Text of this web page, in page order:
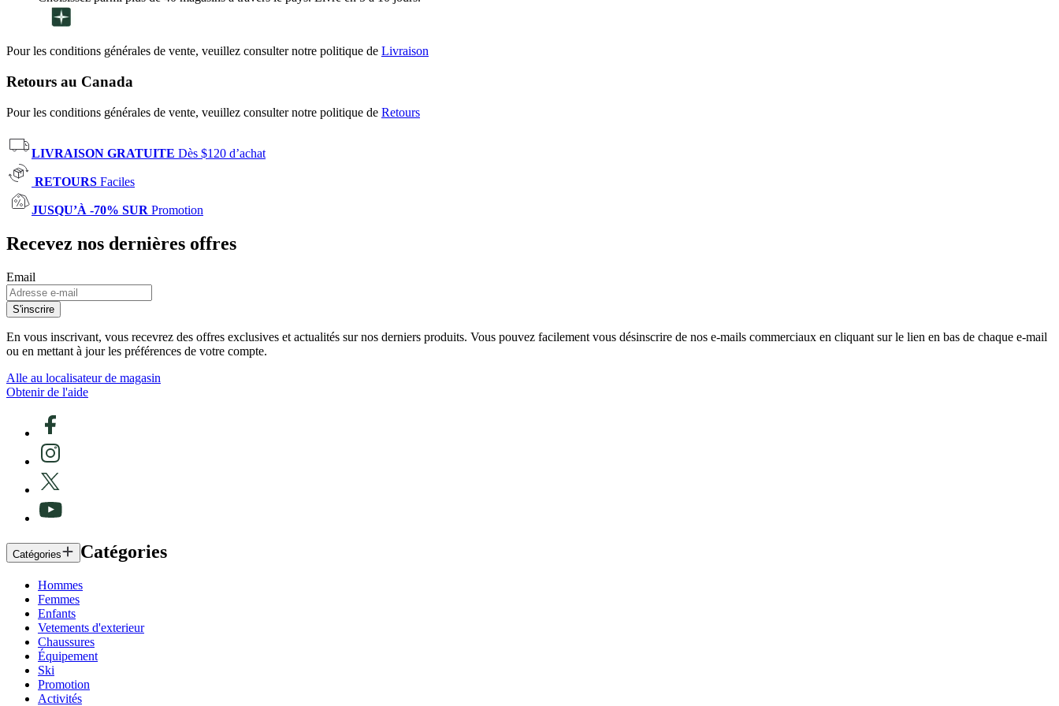
Pour les conditions générales de vente, veuillez consulter notre politique de Livraison
Retours au Canada
Pour les conditions générales de vente, veuillez consulter notre politique de Retours
LIVRAISON GRATUITE Dès $120 d’achat
RETOURS Faciles
JUSQU’À -70% SUR Promotion
Recevez nos dernières offres
Email
S'inscrire
En vous inscrivant, vous recevrez des offres exclusives et actualités sur nos derniers produits. Vous pouvez facilement vous désinscrire de nos e-mails commerciaux en cliquant sur le lien en bas de chaque e-mail
ou en mettant à jour les préférences de votre compte.
Alle au localisateur de magasin
Obtenir de l'aide
Catégories Catégories
Hommes
Femmes
Enfants
Vetements d'exterieur
Chaussures
Équipement
Ski
Promotion
Activités